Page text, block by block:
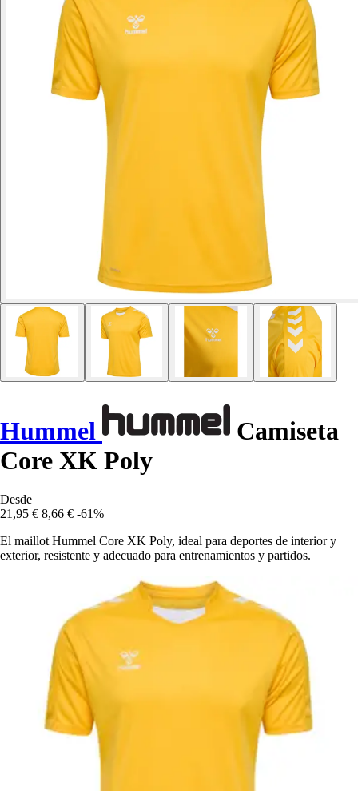
Hummel
Camiseta
Core XK Poly
Desde
21,95 € 8,66 € -61%
El maillot Hummel Core XK Poly, ideal para deportes de interior y
exterior, resistente y adecuado para entrenamientos y partidos.